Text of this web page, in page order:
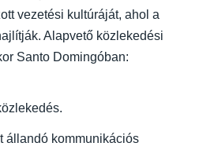
vezetési kultúráját, ahol a
Alapvető közlekedési
Santo Domingóban:
állandó kommunikációs